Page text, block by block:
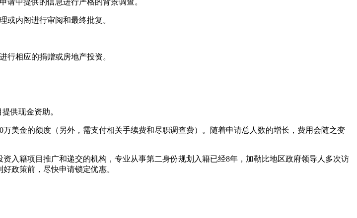
或内阁进行审阅和最终批复。
行相应的捐赠或房地产投资。
供现金资助。
美金的额度（另外，需支付相关手续费和尽职调查费）。随着申请总人数的增长，费用会随之变
入籍项目推广和递交的机构，专业从事第二身份规划入籍已经8年，加勒比地区政府领导人多次访
政策前，尽快申请锁定优惠。